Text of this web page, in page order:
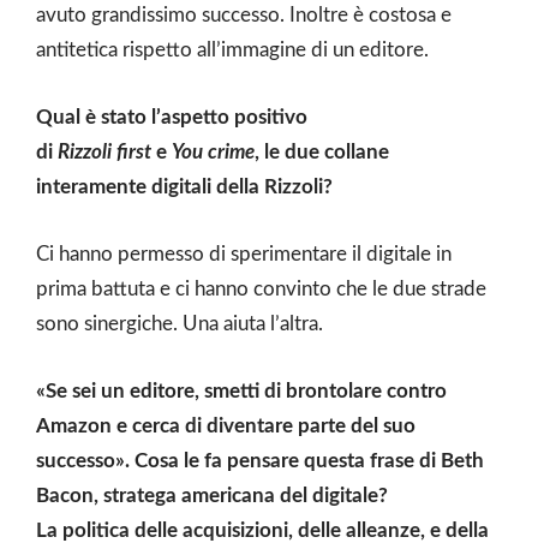
avuto grandissimo successo. Inoltre è costosa e
antitetica rispetto all’immagine di un editore.
Qual è stato l’aspetto positivo
di Rizzoli first e You crime, le due collane
interamente digitali della Rizzoli?
Ci hanno permesso di sperimentare il digitale in
prima battuta e ci hanno convinto che le due strade
sono sinergiche. Una aiuta l’altra.
«Se sei un editore, smetti di brontolare contro
Amazon e cerca di diventare parte del suo
successo». Cosa le fa pensare questa frase di Beth
Bacon, stratega americana del digitale?
La politica delle acquisizioni, delle alleanze, e della